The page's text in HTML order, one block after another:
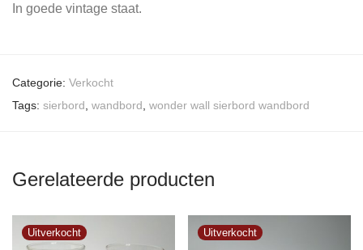
In goede vintage staat.
Categorie: Verkocht
Tags: sierbord wandbord wonder wall sierbord wandbord
Gerelateerde producten